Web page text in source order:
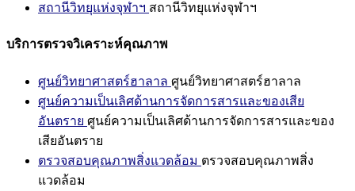
สถานีวิทยุแห่งจุฬาฯ สถานีวิทยุแห่งจุฬาฯ
บริการตรวจวิเคราะห์คุณภาพ
ศูนย์วิทยาศาสตร์ฮาลาล ศูนย์วิทยาศาสตร์ฮาลาล
ศูนย์ความเป็นเลิศด้านการจัดการสารและของเสีย
อันตราย ศูนย์ความเป็นเลิศด้านการจัดการสารและของ
เสียอันตราย
ตรวจสอบคุณภาพสิ่งแวดล้อม ตรวจสอบคุณภาพสิ่ง
แวดล้อม